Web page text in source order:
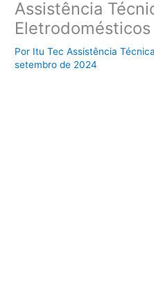
Assistência
Por Itu Tec Assistência
setembro de 2024